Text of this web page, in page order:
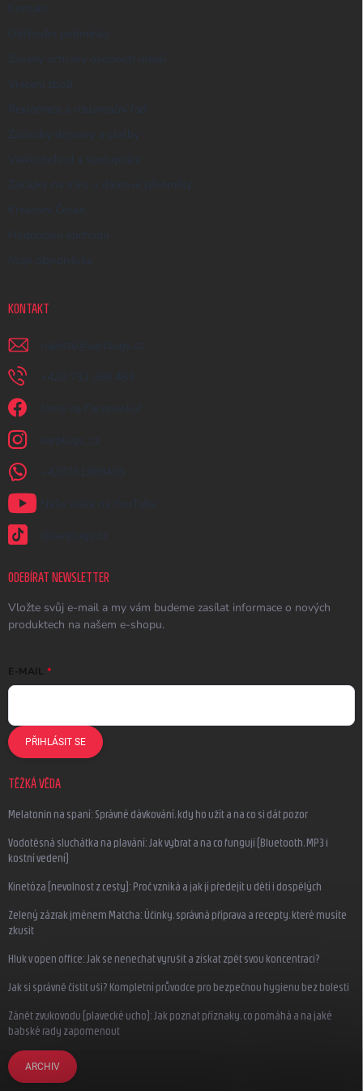
Kontakt
Obchodní podmínky
Zásady ochrany osobních údajů
Vrácení zboží
Reklamace a reklamační řád
Způsoby dopravy a platby
Velkoobchod a spolupráce
Zakázky na míru a dárkové předměty
Kreativní Česko
Hodnocení obchodu
Moje objednávka
KONTAKT
napiste @ earplugs.cz
+420 731 389 483
Jsme na Facebooku!
earplugs_cz
+420731389483
Naše videa na YouTube
@earplugs.cz
ODEBÍRAT NEWSLETTER
Vložte svůj e-mail a my vám budeme zasílat informace o nových
produktech na našem e-shopu.
E-MAIL
PŘIHLÁSIT SE
TĚŽKÁ VĚDA
Melatonin na spaní: Správné dávkování, kdy ho užít a na co si dát pozor
Vodotěsná sluchátka na plavání: Jak vybrat a na co fungují (Bluetooth, MP3 i
kostní vedení)
Kinetóza (nevolnost z cesty): Proč vzniká a jak jí předejít u dětí i dospělých
Zelený zázrak jménem Matcha: Účinky, správná příprava a recepty, které musíte
zkusit
Hluk v open office: Jak se nenechat vyrušit a získat zpět svou koncentraci?
Jak si správně čistit uši? Kompletní průvodce pro bezpečnou hygienu bez bolesti
Zánět zvukovodu (plavecké ucho): Jak poznat příznaky, co pomáhá a na jaké
babské rady zapomenout
ARCHIV